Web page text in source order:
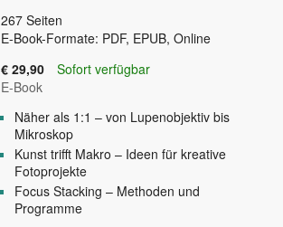
267 Seiten
E-Book-Formate: PDF, EPUB, Online
€ 29,90
Sofort verfügbar
E-Book
Näher als 1:1 – von Lupenobjektiv bis
Mikroskop
Kunst trifft Makro – Ideen für kreative
Fotoprojekte
Focus Stacking – Methoden und
Programme